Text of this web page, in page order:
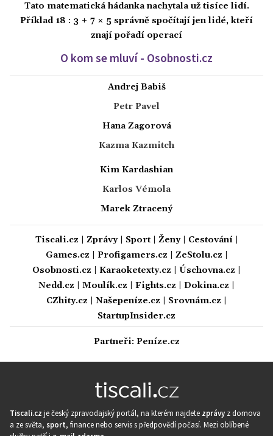
Tato matematická hádanka nachytala už tisíce lidí.
Příklad 18 : 3 + 7 × 5 správně spočítají jen lidé, kteří
znají pořadí operací
O kom se mluví - Osobnosti.cz
Andrej Babiš
Petr Pavel
Hana Zagorová
Kazma Kazmitch
Kim Kardashian
Karlos Vémola
Marek Ztracený
Tiscali.cz Zprávy| Sport| Ženy| Cestování|
Games.cz
Profigamers.cz ZeStolu.cz
Osobnosti.cz
Karaoketexty.cz Úschovna.cz
Nedd.cz
Moulík.cz Fights.cz Dokina.cz
CZhity.cz
Našepeníze.cz Srovnám.cz
StartupInsider.cz
Partneři: Peníze.cz
Tiscali.cz je český zpravodajský portál, na kterém najdete zprávy z domova
a ze světa, sport, finance nebo servis s předpovědí počasí. Mezi oblíbené